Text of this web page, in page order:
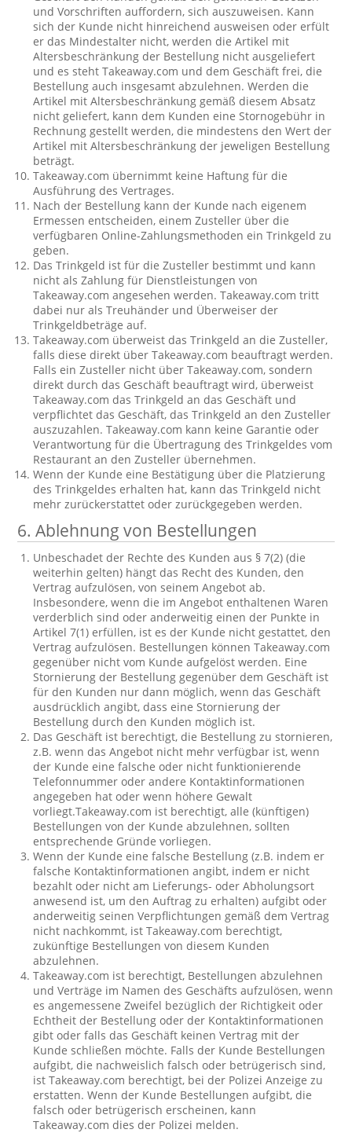
und Vorschriften auffordern, sich auszuweisen. Kann
sich der Kunde nicht hinreichend ausweisen oder erfült
er das Mindestalter nicht, werden die Artikel mit
Altersbeschränkung der Bestellung nicht ausgeliefert
und es steht Takeaway.com und dem Geschäft frei, die
Bestellung auch insgesamt abzulehnen. Werden die
Artikel mit Altersbeschränkung gemäß diesem Absatz
nicht geliefert, kann dem Kunden eine Stornogebühr in
Rechnung gestellt werden, die mindestens den Wert der
Artikel mit Altersbeschränkung der jeweligen Bestellung
beträgt.
Takeaway.com übernimmt keine Haftung für die
Ausführung des Vertrages.
Nach der Bestellung kann der Kunde nach eigenem
Ermessen entscheiden, einem Zusteller über die
verfügbaren Online-Zahlungsmethoden ein Trinkgeld zu
geben.
Das Trinkgeld ist für die Zusteller bestimmt und kann
nicht als Zahlung für Dienstleistungen von
Takeaway.com angesehen werden. Takeaway.com tritt
dabei nur als Treuhänder und Überweiser der
Trinkgeldbeträge auf.
Takeaway.com überweist das Trinkgeld an die Zusteller,
falls diese direkt über Takeaway.com beauftragt werden.
Falls ein Zusteller nicht über Takeaway.com, sondern
direkt durch das Geschäft beauftragt wird, überweist
Takeaway.com das Trinkgeld an das Geschäft und
verpflichtet das Geschäft, das Trinkgeld an den Zusteller
auszuzahlen. Takeaway.com kann keine Garantie oder
Verantwortung für die Übertragung des Trinkgeldes vom
Restaurant an den Zusteller übernehmen.
Wenn der Kunde eine Bestätigung über die Platzierung
des Trinkgeldes erhalten hat, kann das Trinkgeld nicht
mehr zurückerstattet oder zurückgegeben werden.
6. Ablehnung von Bestellungen
Unbeschadet der Rechte des Kunden aus § 7(2) (die
weiterhin gelten) hängt das Recht des Kunden, den
Vertrag aufzulösen, von seinem Angebot ab.
Insbesondere, wenn die im Angebot enthaltenen Waren
verderblich sind oder anderweitig einen der Punkte in
Artikel 7(1) erfüllen, ist es der Kunde nicht gestattet, den
Vertrag aufzulösen. Bestellungen können Takeaway.com
gegenüber nicht vom Kunde aufgelöst werden. Eine
Stornierung der Bestellung gegenüber dem Geschäft ist
für den Kunden nur dann möglich, wenn das Geschäft
ausdrücklich angibt, dass eine Stornierung der
Bestellung durch den Kunden möglich ist.
Das Geschäft ist berechtigt, die Bestellung zu stornieren,
z.B. wenn das Angebot nicht mehr verfügbar ist, wenn
der Kunde eine falsche oder nicht funktionierende
Telefonnummer oder andere Kontaktinformationen
angegeben hat oder wenn höhere Gewalt
vorliegt.Takeaway.com ist berechtigt, alle (künftigen)
Bestellungen von der Kunde abzulehnen, sollten
entsprechende Gründe vorliegen.
Wenn der Kunde eine falsche Bestellung (z.B. indem er
falsche Kontaktinformationen angibt, indem er nicht
bezahlt oder nicht am Lieferungs- oder Abholungsort
anwesend ist, um den Auftrag zu erhalten) aufgibt oder
anderweitig seinen Verpflichtungen gemäß dem Vertrag
nicht nachkommt, ist Takeaway.com berechtigt,
zukünftige Bestellungen von diesem Kunden
abzulehnen.
Takeaway.com ist berechtigt, Bestellungen abzulehnen
und Verträge im Namen des Geschäfts aufzulösen, wenn
es angemessene Zweifel bezüglich der Richtigkeit oder
Echtheit der Bestellung oder der Kontaktinformationen
gibt oder falls das Geschäft keinen Vertrag mit der
Kunde schließen möchte. Falls der Kunde Bestellungen
aufgibt, die nachweislich falsch oder betrügerisch sind,
ist Takeaway.com berechtigt, bei der Polizei Anzeige zu
erstatten. Wenn der Kunde Bestellungen aufgibt, die
falsch oder betrügerisch erscheinen, kann
Takeaway.com dies der Polizei melden.